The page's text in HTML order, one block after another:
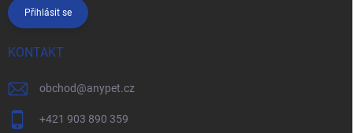
Přihlásit se
KONTAKT
obchod@anypet.cz
+421 903 890 359